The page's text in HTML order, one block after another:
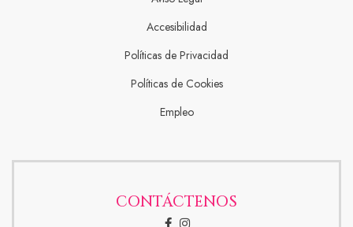
Accesibilidad
Políticas de Privacidad
Políticas de Cookies
Empleo
CONTÁCTENOS